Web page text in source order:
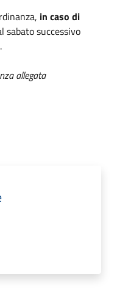
in caso di
sabato successivo
.
allegata